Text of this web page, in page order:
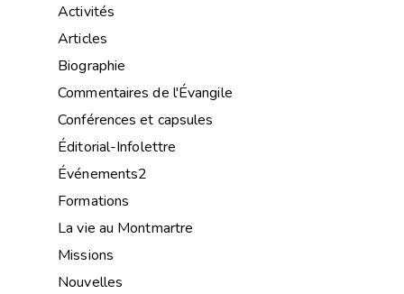
Activités
Articles
Biographie
Commentaires de l'Évangile
Conférences et capsules
Éditorial-Infolettre
Événements2
Formations
La vie au Montmartre
Missions
Nouvelles